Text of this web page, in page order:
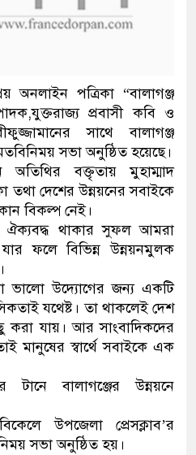
অনলাইন পত্রিকা “বালাগঞ্জ
প্রবাসী কবি ও
সাথে বালাগঞ্জ
সভা অনুষ্ঠিত হয়েছে।
অতিথির বক্তৃতায় মুহাম্মাদ
তথা দেশের উন্নয়নের সবাইকে
বিকল্প নেই।
ঐক্যবদ্ধ থাকার সুফল আমরা
ফলে বিভিন্ন উন্নয়নমুলক
উদ্যোগের জন্য একটি
যথেষ্ট। তা থাকলেই দেশ
যায়। আর সাংবাদিকদের
মানুষের স্বার্থে সবাইকে এক
টানে বালাগঞ্জের উন্নয়নে
উপজেলা প্রেসক্লাব’র
সভা অনুষ্ঠিত হয়।